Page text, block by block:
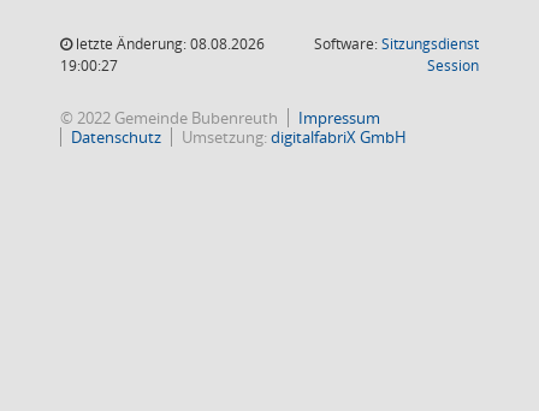
letzte Änderung: 08.08.2026
19:00:27
Software:Sitzungsdienst
Session(Wird in
© 2022 Gemeinde Bubenreuth
Impressum
Datenschutz
Umsetzung:digitalfabriX GmbH